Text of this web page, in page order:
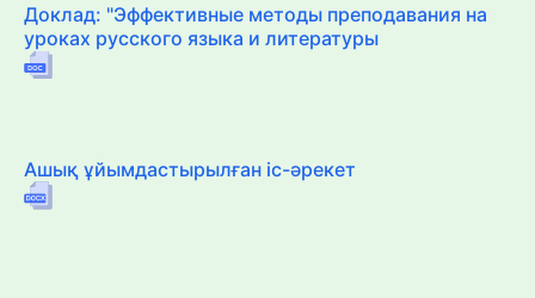
Доклад: "Эффективные методы преподавания на
уроках русского языка и литературы
Ашық ұйымдастырылған іс-әрекет